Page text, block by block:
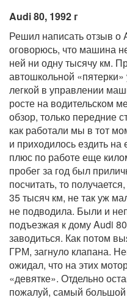
Audi 80, 1992 г
Решил написать отзыв о
оговорюсь, что машина
ней ни одну тысячу км.
автошкольной
легкой в управлении
росте на водительском
обзор, только передние
как работали мы в тот
и приходилось ездить
плюс по работе еще
пробег за год был
посчитать, то
35 тысяч км, не так уж
не подводила. Были и
подъезжая к дому Audi
заводиться. Как потом
ГРМ, загнуло клапана.
ожидал, что на этих
«девятке». Отдельно
пожалуй, самый большой